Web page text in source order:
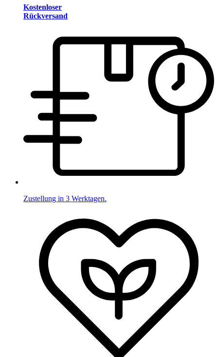
Kostenloser
Rückversand
Zustellung in 3 Werktagen.